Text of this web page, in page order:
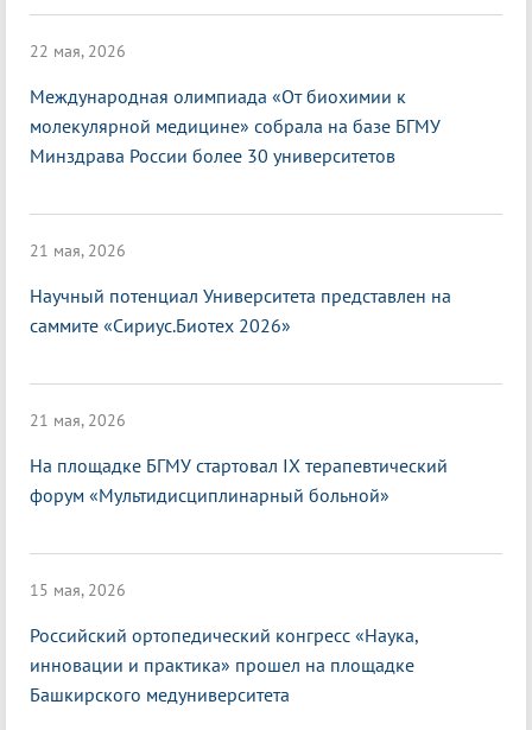
22 мая, 2026
Международная олимпиада «От биохимии к
молекулярной медицине» собрала на базе БГМУ
Минздрава России более 30 университетов
21 мая, 2026
Научный потенциал Университета представлен на
саммите «Сириус.Биотех 2026»
21 мая, 2026
На площадке БГМУ стартовал IX терапевтический
форум «Мультидисциплинарный больной»
15 мая, 2026
Российский ортопедический конгресс «Наука,
инновации и практика» прошел на площадке
Башкирского медуниверситета